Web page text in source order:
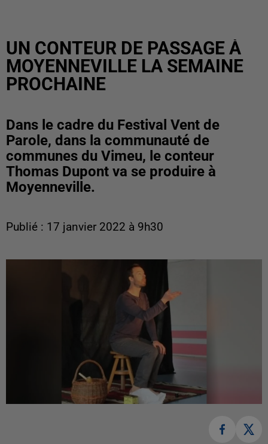
UN CONTEUR DE PASSAGE À
MOYENNEVILLE LA SEMAINE
PROCHAINE
Dans le cadre du Festival Vent de
Parole, dans la communauté de
communes du Vimeu, le conteur
Thomas Dupont va se produire à
Moyenneville.
Publié : 17 janvier 2022 à 9h30